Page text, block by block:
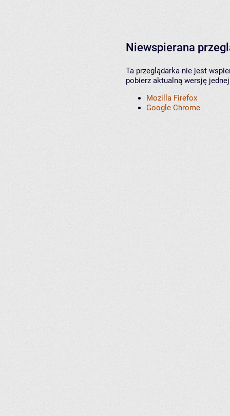
Niewspierana
Ta przeglądarka nie jest
pobierz aktualną wersję
Mozilla Firefox
Google Chrome